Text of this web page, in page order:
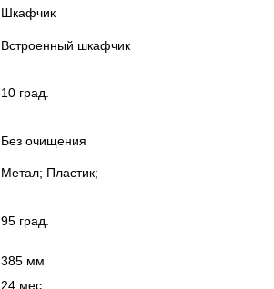
Шкафчик
Встроенный шкафчик
10 град.
Без очищения
Метал; Пластик;
95 град.
385 мм
24 мес.